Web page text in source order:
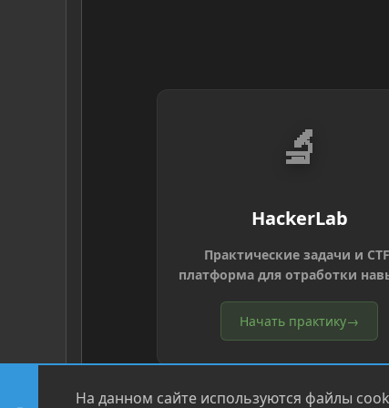
🔬
HackerLab
Практические задачи и
платформа для отработки
Начать практику→
На данном сайте используются файлы